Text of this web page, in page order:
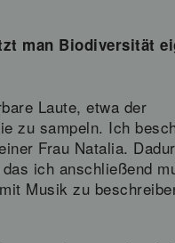
man Biodiversität
Laute, etwa der
zu sampeln. Ich
Frau Natalia.
ich anschließend
Musik zu